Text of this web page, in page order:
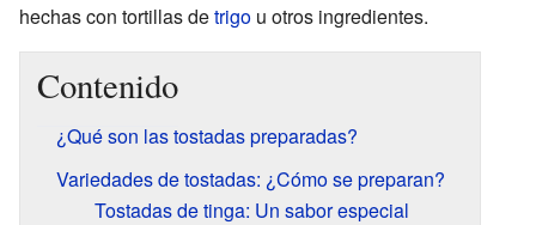
hechas con tortillas detrigo u otros ingredientes.
Contenido
¿Qué son las tostadas preparadas?
Variedades de tostadas: ¿Cómo se preparan?
Tostadas de tinga: Un sabor especial